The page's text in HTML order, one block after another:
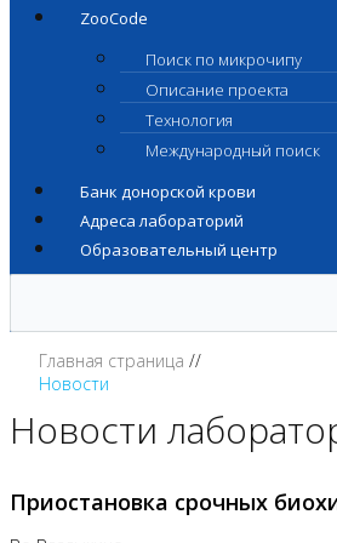
ZooCode
Поиск по микрочипу
Описание проекта
Технология
Международный поиск
Банк донорской крови
Адреса лабораторий
Образовательный центр
Главная страница
Новости
Новости
Приостановка срочных